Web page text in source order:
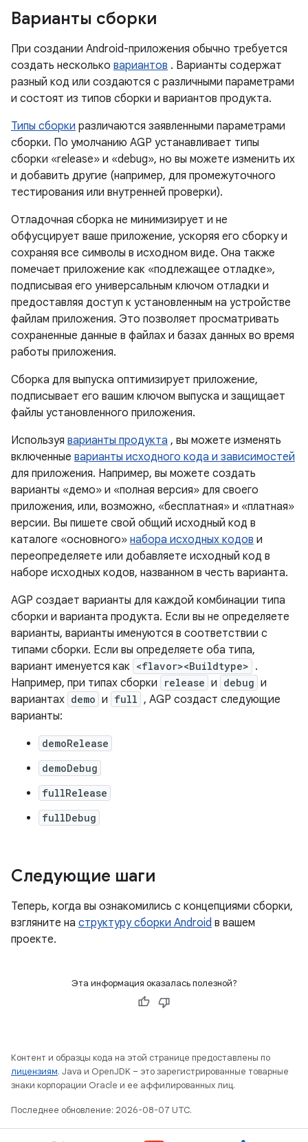
Варианты сборки
При создании Android-приложения обычно требуется
создать несколько вариантов . Варианты содержат
разный код или создаются с различными параметрами
и состоят из типов сборки и вариантов продукта.
Типы сборки различаются заявленными параметрами
сборки. По умолчанию AGP устанавливает типы
сборки «release» и «debug», но вы можете изменить их
и добавить другие (например, для промежуточного
тестирования или внутренней проверки).
Отладочная сборка не минимизирует и не
обфусцирует ваше приложение, ускоряя его сборку и
сохраняя все символы в исходном виде. Она также
помечает приложение как «подлежащее отладке»,
подписывая его универсальным ключом отладки и
предоставляя доступ к установленным на устройстве
файлам приложения. Это позволяет просматривать
сохраненные данные в файлах и базах данных во время
работы приложения.
Сборка для выпуска оптимизирует приложение,
подписывает его вашим ключом выпуска и защищает
файлы установленного приложения.
Используя варианты продукта , вы можете изменять
включенные варианты исходного кода и зависимостей
для приложения. Например, вы можете создать
варианты «демо» и «полная версия» для своего
приложения, или, возможно, «бесплатная» и «платная»
версии. Вы пишете свой общий исходный код в
каталоге «основного» набора исходных кодов и
переопределяете или добавляете исходный код в
наборе исходных кодов, названном в честь варианта.
AGP создает варианты для каждой комбинации типа
сборки и варианта продукта. Если вы не определяете
варианты, варианты именуются в соответствии с
типами сборки. Если вы определяете оба типа,
вариант именуется как <flavor><Buildtype> .
Например, при типах сборки
release и debug и
вариантах demo и full , AGP создаст следующие
варианты:
demoRelease
demoDebug
fullRelease
fullDebug
Следующие шаги
Теперь, когда вы ознакомились с концепциями сборки,
взгляните на структуру сборки Android в вашем
проекте.
Эта информация оказалась полезной?
Контент и образцы кода на этой странице предоставлены по
лицензиям. Java и OpenJDK – это зарегистрированные товарные
знаки корпорации Oracle и ее аффилированных лиц.
Последнее обновление: 2026-08-07 UTC.